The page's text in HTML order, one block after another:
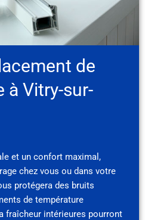
de
à Vitry-sur-
et un confort maximal,
chez vous ou dans votre
protégera des bruits
de température
fraîcheur intérieures pourront